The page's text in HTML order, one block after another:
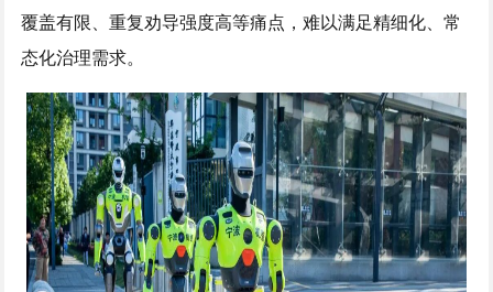
覆盖有限、重复劝导强度高等痛点，难以满足精细化、常
态化治理需求。